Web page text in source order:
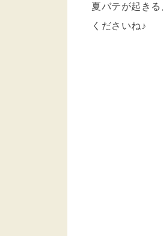
夏バテが起きる
くださいね♪